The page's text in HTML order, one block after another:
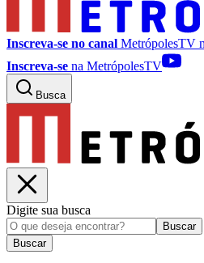
Inscreva-se no canal MetrópolesTV
Inscreva-se na MetrópolesTV
Busca
Digite sua busca
Buscar
Buscar